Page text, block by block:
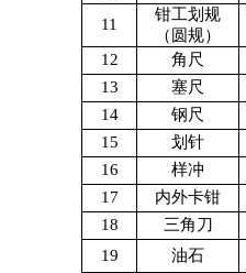
11
钳工划规
（圆规）
12
角尺
13
塞尺
14
钢尺
15
划针
16
样冲
17
内外卡钳
18
三角刀
19
油石